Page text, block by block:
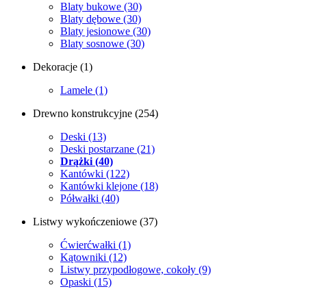
Blaty bukowe (30)
Blaty dębowe (30)
Blaty jesionowe (30)
Blaty sosnowe (30)
Dekoracje (1)
Lamele (1)
Drewno konstrukcyjne (254)
Deski (13)
Deski postarzane (21)
Drążki (40)
Kantówki (122)
Kantówki klejone (18)
Półwałki (40)
Listwy wykończeniowe (37)
Ćwierćwałki (1)
Kątowniki (12)
Listwy przypodłogowe, cokoły (9)
Opaski (15)